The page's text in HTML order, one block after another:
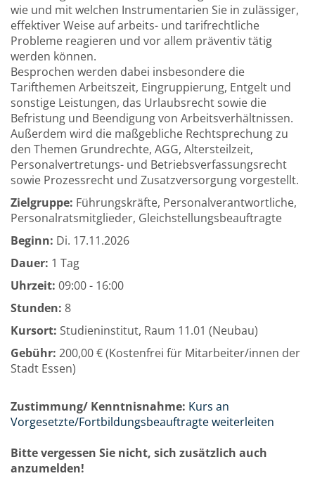
wie und mit welchen Instrumentarien Sie in zulässiger,
effektiver Weise auf arbeits- und tarifrechtliche
Probleme reagieren und vor allem präventiv tätig
werden können.
Besprochen werden dabei insbesondere die
Tarifthemen Arbeitszeit, Eingruppierung, Entgelt und
sonstige Leistungen, das Urlaubsrecht sowie die
Befristung und Beendigung von Arbeitsverhältnissen.
Außerdem wird die maßgebliche Rechtsprechung zu
den Themen Grundrechte, AGG, Altersteilzeit,
Personalvertretungs- und Betriebsverfassungsrecht
sowie Prozessrecht und Zusatzversorgung vorgestellt.
Zielgruppe: Führungskräfte, Personalverantwortliche,
Personalratsmitglieder, Gleichstellungsbeauftragte
Beginn: Di. 17.11.2026
Dauer: 1 Tag
Uhrzeit: 09:00 - 16:00
Stunden: 8
Kursort: Studieninstitut, Raum 11.01 (Neubau)
Gebühr: 200,00 € (Kostenfrei für Mitarbeiter/innen der
Stadt Essen)
Zustimmung/ Kenntnisnahme: Kurs an
Vorgesetzte/Fortbildungsbeauftragte weiterleiten
Bitte vergessen Sie nicht, sich zusätzlich auch
anzumelden!